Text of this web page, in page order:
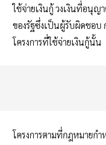
ใช้จ่ายเงินกู้ วงเงินที่อนุญ
ของรัฐซึ่งเป็นผู้รับผิดชอบ
โครงการที่ใช้จ่ายเงินกู้นั้น
โครงการตามที่กฎหมายกํา